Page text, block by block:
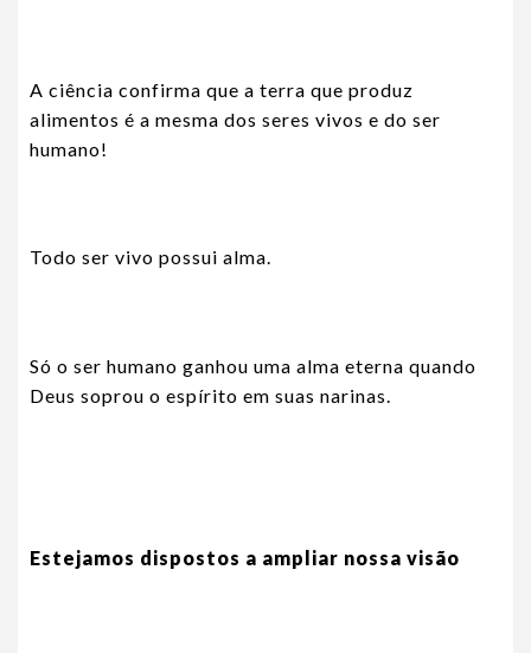
A ciência confirma que a terra que produz
alimentos é a mesma dos seres vivos e do ser
humano!
Todo ser vivo possui alma.
Só o ser humano ganhou uma alma eterna quando
Deus soprou o espírito em suas narinas.
Estejamos dispostos a ampliar nossa visão